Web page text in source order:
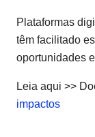
Plataformas
têm facilitado
oportunidades
Leia aqui >>
impactos